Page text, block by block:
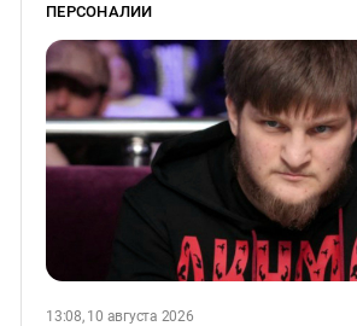
ПЕРСОНАЛИИ
13:08, 10 августа 2026